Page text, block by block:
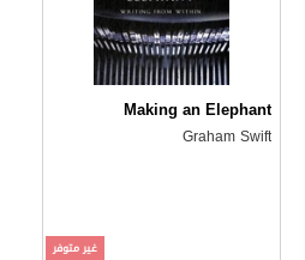
Making an Elephant
Graham Swift
غير متوفر